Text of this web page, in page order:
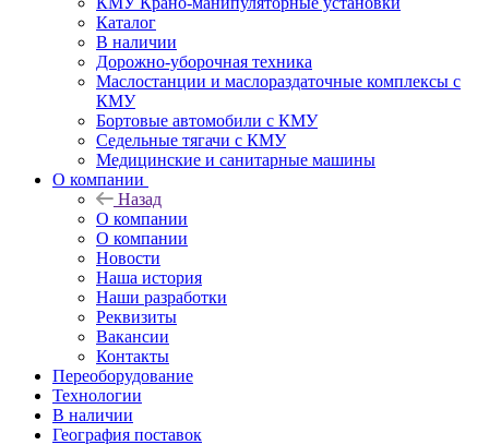
Каталог
В наличии
Дорожно-уборочная техника
Маслостанции и маслораздаточные комплексы с
КМУ
Бортовые автомобили с КМУ
Седельные тягачи с КМУ
Медицинские и санитарные машины
О компании
Назад
О компании
О компании
Новости
Наша история
Наши разработки
Реквизиты
Вакансии
Контакты
Переоборудование
Технологии
В наличии
География поставок